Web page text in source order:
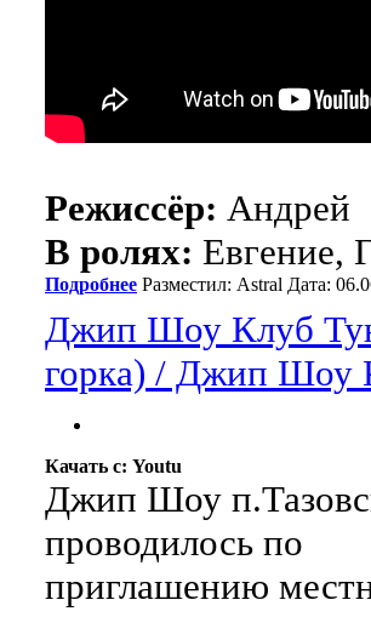
Режиссёр: Андрей
В ролях: Евгение,
Подробнее Разместил: Astral Дата:
Джип Шоу Клуб
горка) / Джип Шоу
Качать с: Youtu
Джип Шоу
проводилось по
приглашению